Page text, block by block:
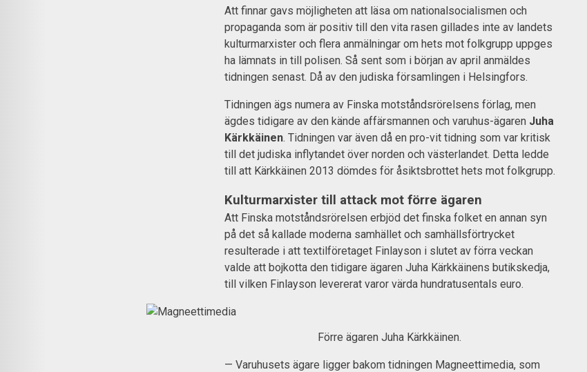
Att finnar gavs möjligheten att läsa om nationalsocialismen och
propaganda som är positiv till den vita rasen gillades inte av landets
kulturmarxister och flera anmälningar om hets mot folkgrupp uppges
ha lämnats in till polisen. Så sent som i början av april anmäldes
tidningen senast. Då av den judiska församlingen i Helsingfors.
Tidningen ägs numera av Finska motståndsrörelsens förlag, men
ägdes tidigare av den kände affärsmannen och varuhus-ägaren Juha
Kärkkäinen. Tidningen var även då en pro-vit tidning som var kritisk
till det judiska inflytandet över norden och västerlandet. Detta ledde
till att Kärkkäinen 2013 dömdes för åsiktsbrottet hets mot folkgrupp.
Kulturmarxister till attack mot förre ägaren
Att Finska motståndsrörelsen erbjöd det finska folket en annan syn
på det så kallade moderna samhället och samhällsförtrycket
resulterade i att textilföretaget Finlayson i slutet av förra veckan
valde att bojkotta den tidigare ägaren Juha Kärkkäinens butikskedja,
till vilken Finlayson levererat varor värda hundratusentals euro.
Förre ägaren Juha Kärkkäinen.
— Varuhusets ägare ligger bakom tidningen Magneettimedia, som